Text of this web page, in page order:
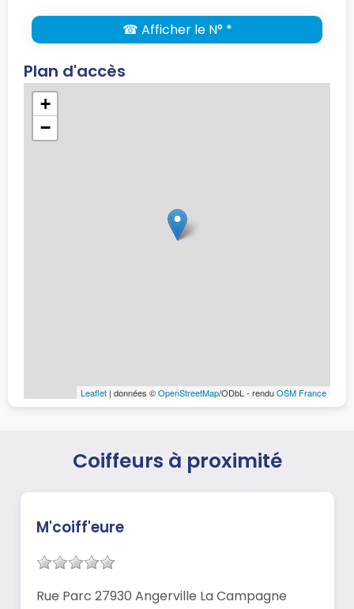
☎ Afficher le N° *
Plan d'accès
+
−
Leaflet | données ©OpenStreetMap/ODbL - renduOSM France
Coiffeurs à proximité
M'coiff'eure
Rue Parc 27930 Angerville La Campagne